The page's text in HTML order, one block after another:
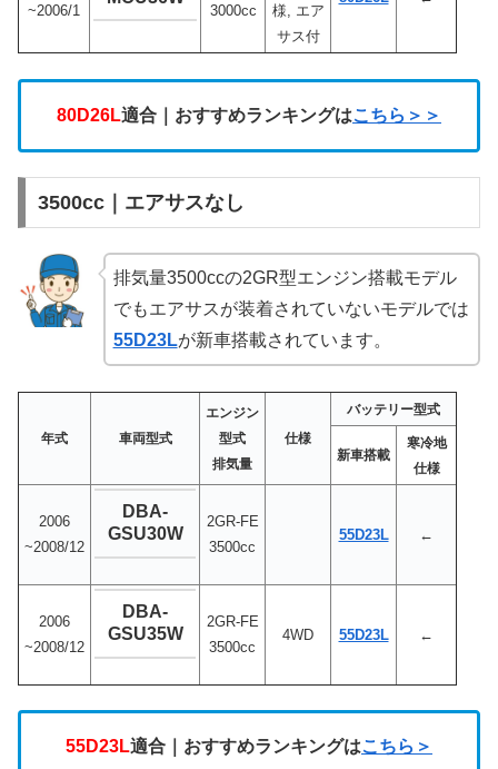
~2006/1 3000cc
様, エア
サス付
80D26L適合｜おすすめランキングはこちら＞＞
3500cc｜エアサスなし
排気量3500ccの2GR型エンジン搭載モデル
でもエアサスが装着されていないモデルでは
55D23Lが新車搭載されています。
年式 車両型式
エンジン
型式
排気量
仕様
バッテリー型式
新車搭載
寒冷地
仕様
2006
~2008/12
DBA-
GSU30W
2GR-FE
3500cc
55D23L ←
2006
~2008/12
DBA-
GSU35W
2GR-FE
3500cc
4WD 55D23L ←
55D23L適合｜おすすめランキングはこちら＞